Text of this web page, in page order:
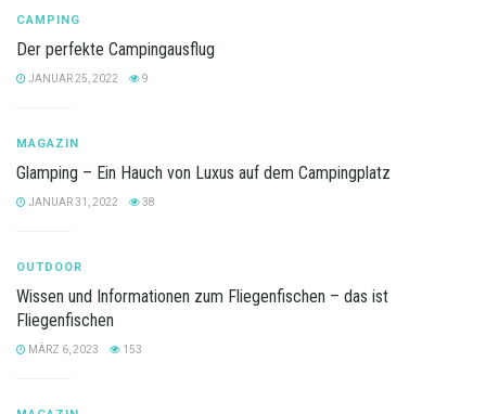
CAMPING
Der perfekte Campingausflug
JANUAR 25, 2022 9
MAGAZIN
Glamping – Ein Hauch von Luxus auf dem Campingplatz
JANUAR 31, 2022 38
OUTDOOR
Wissen und Informationen zum Fliegenfischen – das ist
Fliegenfischen
MÄRZ 6, 2023 153